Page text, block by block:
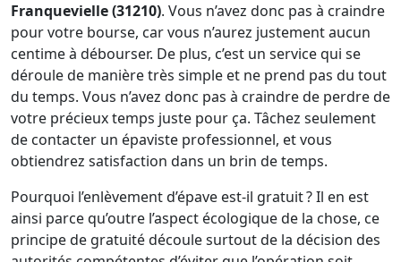
Franquevielle (31210). Vous n’avez donc pas à craindre
pour votre bourse, car vous n’aurez justement aucun
centime à débourser. De plus, c’est un service qui se
déroule de manière très simple et ne prend pas du tout
du temps. Vous n’avez donc pas à craindre de perdre de
votre précieux temps juste pour ça. Tâchez seulement
de contacter un épaviste professionnel, et vous
obtiendrez satisfaction dans un brin de temps.
Pourquoi l’enlèvement d’épave est-il gratuit ? Il en est
ainsi parce qu’outre l’aspect écologique de la chose, ce
principe de gratuité découle surtout de la décision des